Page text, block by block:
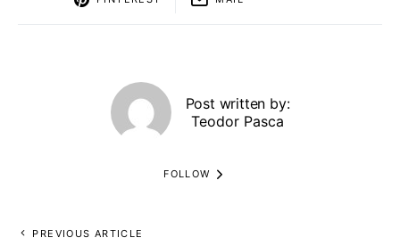
Post written by:
Teodor Pasca
FOLLOW
PREVIOUS ARTICLE